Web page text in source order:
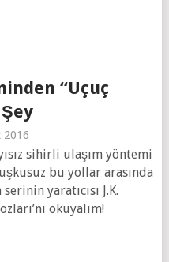
“Uçuç
2016
sihirli ulaşım yöntemi
bu yollar arasında
yaratıcısı J.K.
okuyalım!